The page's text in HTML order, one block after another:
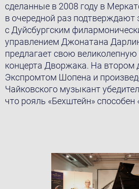
сделанные в 2008 году в
в очередной раз подтверждают
с Дуйсбургским
управлением Джонатана
предлагает свою
концерта Дворжака. На втором
Экспромтом Шопена и
Чайковского музыкант
что рояль «Бехштейн» способен